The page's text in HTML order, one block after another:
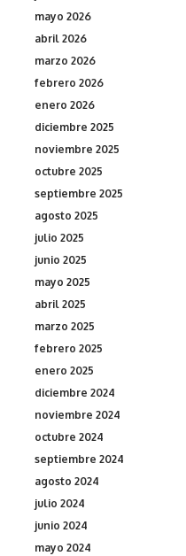
mayo 2026
abril 2026
marzo 2026
febrero 2026
enero 2026
diciembre 2025
noviembre 2025
octubre 2025
septiembre 2025
agosto 2025
julio 2025
junio 2025
mayo 2025
abril 2025
marzo 2025
febrero 2025
enero 2025
diciembre 2024
noviembre 2024
octubre 2024
septiembre 2024
agosto 2024
julio 2024
junio 2024
mayo 2024